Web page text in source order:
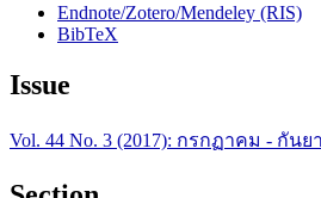
Endnote/Zotero/Mendeley (RIS)
BibTeX
Issue
Vol. 44 No. 3 (2017): กรกฏาคม - กันย